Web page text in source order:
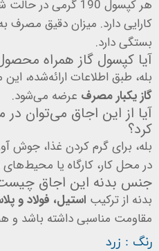
کارایی دارد. میزان دقیق مصرف
بستگی دارد.
آیا کپسول گاز همراه
بله، طبق اطلاعات ارائه‌شده،
گاز یکبار مصرف عرضه می‌شود.
آیا از این اجاق می‌توان
کرد؟
بله، برای گرم کردن غذا، جوش
در محل کار، کارگاه یا
جنس بدنه این اجاق
بدنه از ترکیب استیل، فولاد و
مقاومت مناسبی داشته باشد
رنگ : زرد